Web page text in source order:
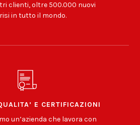
clienti, oltre 500.000 nuovi
in tutto il mondo.
E CERTIFICAZIONI
un’azienda che lavora con